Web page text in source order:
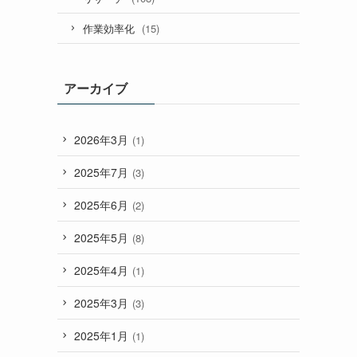
作業効率化 (15)
アーカイブ
2026年3月 (1)
2025年7月 (3)
2025年6月 (2)
2025年5月 (8)
2025年4月 (1)
2025年3月 (3)
2025年1月 (1)